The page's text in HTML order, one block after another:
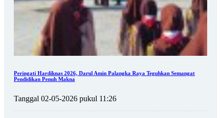
Peringati Hardiknas 2026, Darul Amin Palangka Raya Teguhkan Semangat
Pendidikan Penuh Makna
Tanggal 02-05-2026 pukul 11:26